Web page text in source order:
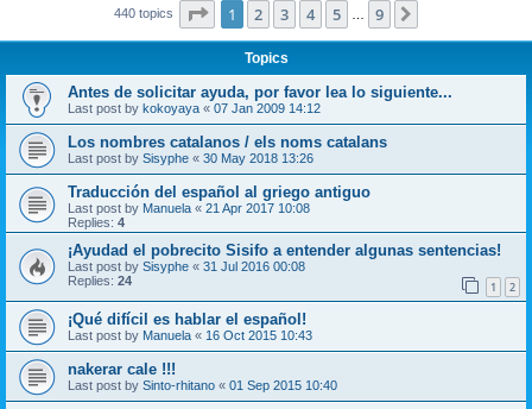
440 topics Page 1of 9
1 2 3 4 5 9
Topics
Antes de solicitar ayuda, por favor lea lo siguiente...
Last post by kokoyaya « 07 Jan 2009 14:12
Los nombres catalanos / els noms catalans
Last post by Sisyphe « 30 May 2018 13:26
Traducción del español al griego antiguo
Last post by Manuela « 21 Apr 2017 10:08
Replies: 4
¡Ayudad el pobrecito Sisifo a entender algunas sentencias!
Last post by Sisyphe « 31 Jul 2016 00:08
Replies: 24 1 2
¡Qué difícil es hablar el español!
Last post by Manuela « 16 Oct 2015 10:43
nakerar cale !!!
Last post by Sinto-rhitano « 01 Sep 2015 10:40